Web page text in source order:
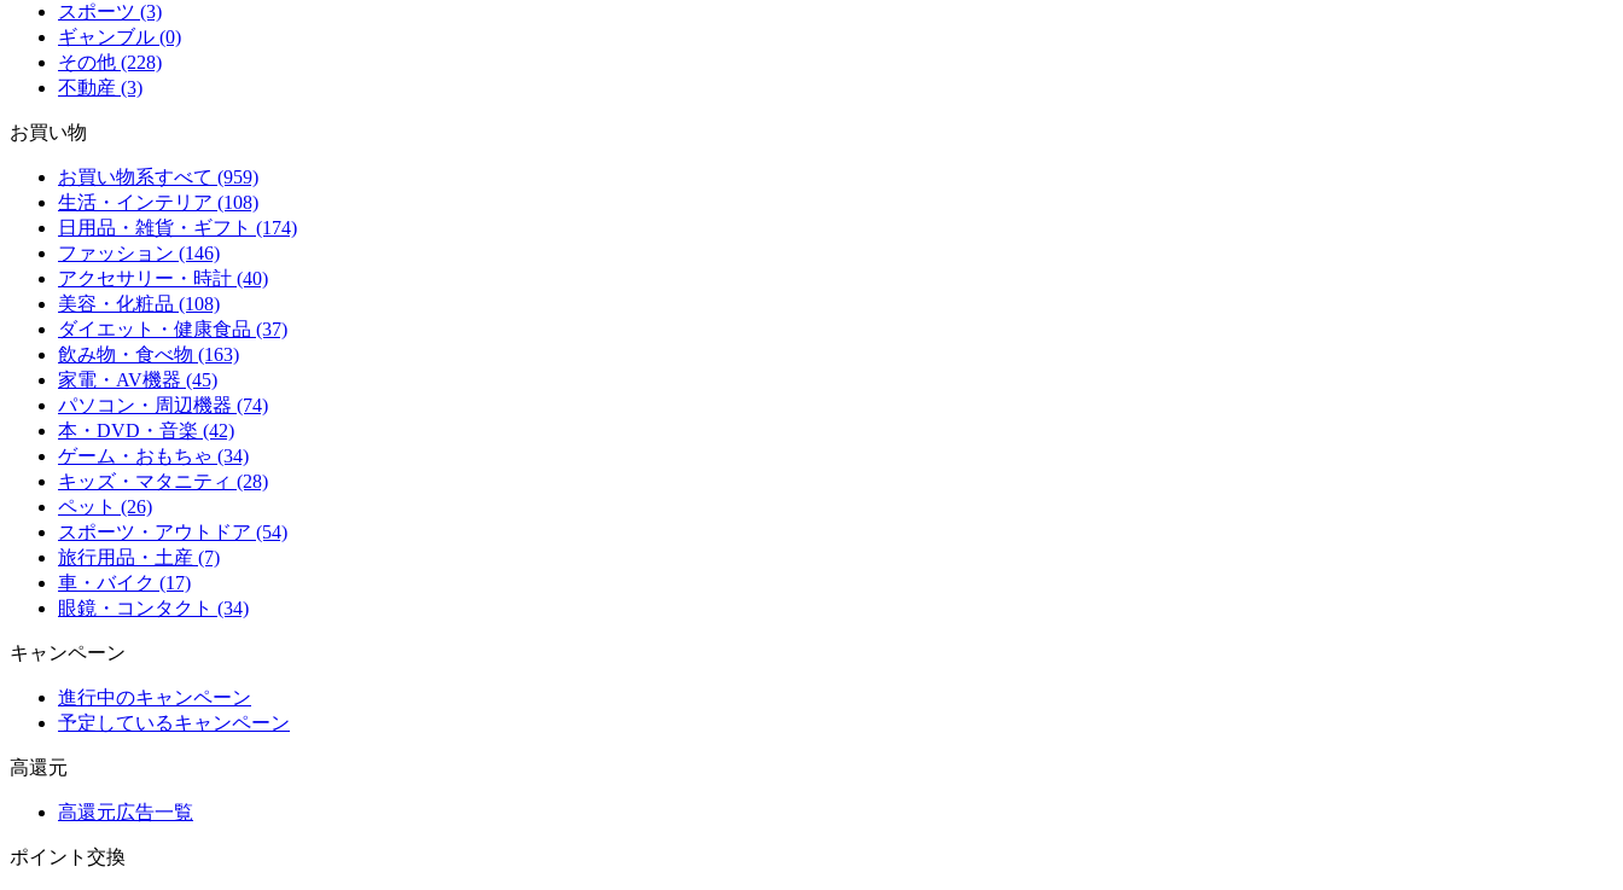
スポーツ (3)
ギャンブル (0)
その他 (228)
不動産 (3)
お買い物
お買い物系すべて (959)
生活・インテリア (108)
日用品・雑貨・ギフト (174)
ファッション (146)
アクセサリー・時計 (40)
美容・化粧品 (108)
ダイエット・健康食品 (37)
飲み物・食べ物 (163)
家電・AV機器 (45)
パソコン・周辺機器 (74)
本・DVD・音楽 (42)
ゲーム・おもちゃ (34)
キッズ・マタニティ (28)
ペット (26)
スポーツ・アウトドア (54)
旅行用品・土産 (7)
車・バイク (17)
眼鏡・コンタクト (34)
キャンペーン
進行中のキャンペーン
予定しているキャンペーン
高還元
高還元広告一覧
ポイント交換